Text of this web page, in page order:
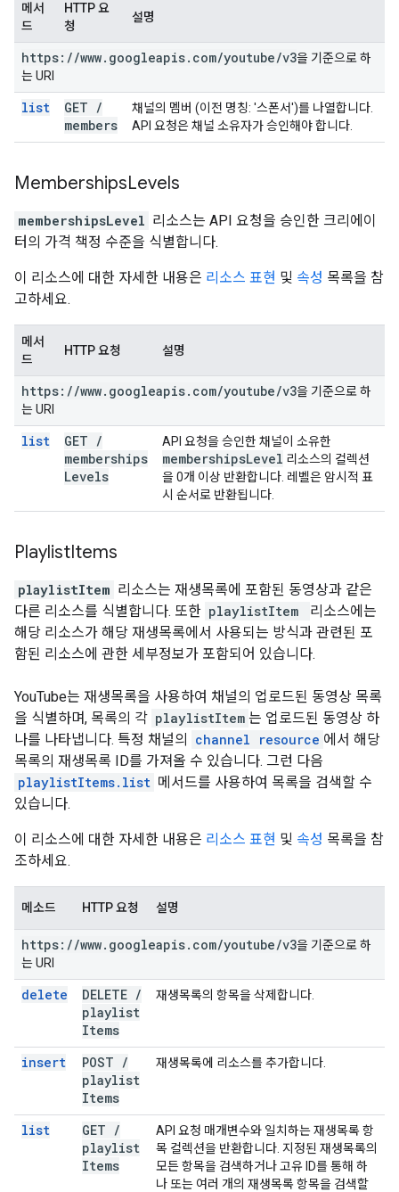
메서
드
HTTP 요
청
설명
https: //www. googleapis. com/youtube/v3을 기준으로 하
는 URI
list GET /
members
채널의 멤버 (이전 명칭: '스폰서')를 나열합니다.
API 요청은 채널 소유자가 승인해야 합니다.
MembershipsLevels
membershipsLevel 리소스는 API 요청을 승인한 크리에이
터의 가격 책정 수준을 식별합니다.
이 리소스에 대한 자세한 내용은 리소스 표현 및 속성 목록을 참
고하세요.
메서
드
HTTP 요청 설명
https: //www. googleapis. com/youtube/v3을 기준으로 하
는 URI
list GET /
memberships
Levels
API 요청을 승인한 채널이 소유한
membershipsLevel 리소스의 컬렉션
을 0개 이상 반환합니다. 레벨은 암시적 표
시 순서로 반환됩니다.
PlaylistItems
playlistItem 리소스는 재생목록에 포함된 동영상과 같은
다른 리소스를 식별합니다. 또한 playlistItem
리소스에는
해당 리소스가 해당 재생목록에서 사용되는 방식과 관련된 포
함된 리소스에 관한 세부정보가 포함되어 있습니다.
YouTube는 재생목록을 사용하여 채널의 업로드된 동영상 목록
을 식별하며, 목록의 각 playlistItem 는 업로드된 동영상 하
나를 나타냅니다. 특정 채널의
channel resource 에서 해당
목록의 재생목록 ID를 가져올 수 있습니다. 그런 다음
playlistItems.list 메서드를 사용하여 목록을 검색할 수
있습니다.
이 리소스에 대한 자세한 내용은 리소스 표현 및 속성 목록을 참
조하세요.
메소드 HTTP 요청 설명
https: //www. googleapis. com/youtube/v3을 기준으로 하
는 URI
delete DELETE /
playlist
Items
재생목록의 항목을 삭제합니다.
insert POST /
playlist
Items
재생목록에 리소스를 추가합니다.
list GET /
playlist
Items
API 요청 매개변수와 일치하는 재생목록 항
목 컬렉션을 반환합니다. 지정된 재생목록의
모든 항목을 검색하거나 고유 ID를 통해 하
나 또는 여러 개의 재생목록 항목을 검색할